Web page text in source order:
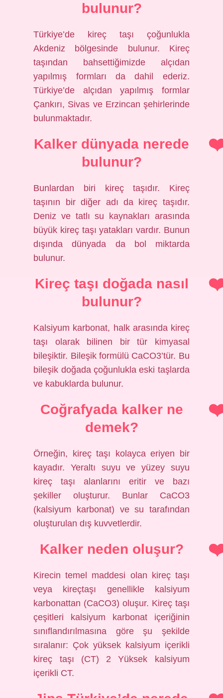
bulunur?
Türkiye’de kireç taşı çoğunlukla
Akdeniz bölgesinde bulunur. Kireç
taşından bahsettiğimizde alçıdan
yapılmış formları da dahil ederiz.
Türkiye’de alçıdan yapılmış formlar
Çankırı, Sivas ve Erzincan şehirlerinde
bulunmaktadır.
Kalker dünyada nerede
bulunur?
Bunlardan biri kireç taşıdır. Kireç
taşının bir diğer adı da kireç taşıdır.
Deniz ve tatlı su kaynakları arasında
büyük kireç taşı yatakları vardır. Bunun
dışında dünyada da bol miktarda
bulunur.
Kireç taşı doğada nasıl
bulunur?
Kalsiyum karbonat, halk arasında kireç
taşı olarak bilinen bir tür kimyasal
bileşiktir. Bileşik formülü CaCO3’tür. Bu
bileşik doğada çoğunlukla eski taşlarda
ve kabuklarda bulunur.
Coğrafyada kalker ne
demek?
Örneğin, kireç taşı kolayca eriyen bir
kayadır. Yeraltı suyu ve yüzey suyu
kireç taşı alanlarını eritir ve bazı
şekiller oluşturur. Bunlar CaCO3
(kalsiyum karbonat) ve su tarafından
oluşturulan dış kuvvetlerdir.
Kalker neden oluşur?
Kirecin temel maddesi olan kireç taşı
veya kireçtaşı genellikle kalsiyum
karbonattan (CaCO3) oluşur. Kireç taşı
çeşitleri kalsiyum karbonat içeriğinin
sınıflandırılmasına göre şu şekilde
sıralanır: Çok yüksek kalsiyum içerikli
kireç taşı (CT) 2 Yüksek kalsiyum
içerikli CT.